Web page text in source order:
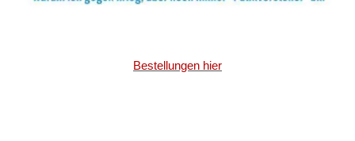
Bestellungen hier